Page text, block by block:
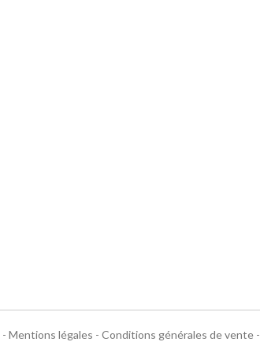
- Mentions légales - Conditions générales de vente-